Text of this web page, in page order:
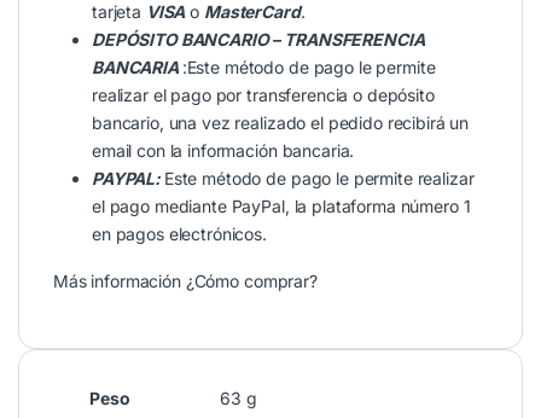
tarjeta VISA o MasterCard.
DEPÓSITO BANCARIO – TRANSFERENCIA
BANCARIA :Este método de pago le permite
realizar el pago por transferencia o depósito
bancario, una vez realizado el pedido recibirá un
email con la información bancaria.
PAYPAL: Este método de pago le permite realizar
el pago mediante PayPal, la plataforma número 1
en pagos electrónicos.
Más información ¿Cómo comprar?
Peso 63 g